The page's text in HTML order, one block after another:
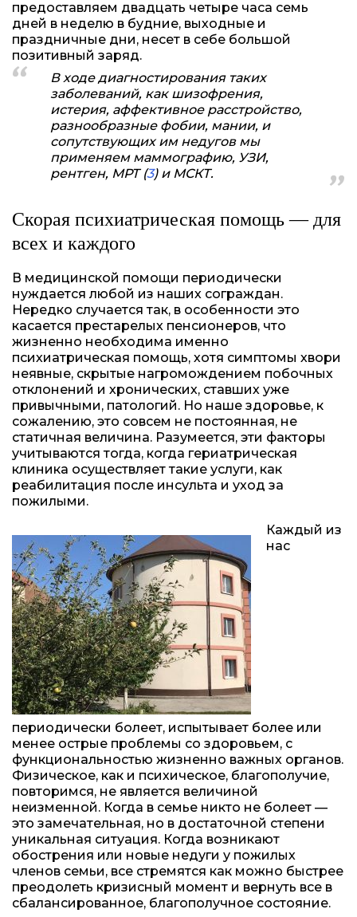
предоставляем двадцать четыре часа семь
дней в неделю в будние, выходные и
праздничные дни, несет в себе большой
позитивный заряд.
В ходе диагностирования таких
заболеваний, как шизофрения,
истерия, аффективное расстройство,
разнообразные фобии, мании, и
сопутствующих им недугов мы
применяем маммографию, УЗИ,
рентген, МРТ (3) и МСКТ.
Скорая психиатрическая помощь — для
всех и каждого
В медицинской помощи периодически
нуждается любой из наших сограждан.
Нередко случается так, в особенности это
касается престарелых пенсионеров, что
жизненно необходима именно
психиатрическая помощь, хотя симптомы хвори
неявные, скрытые нагромождением побочных
отклонений и хронических, ставших уже
привычными, патологий. Но наше здоровье, к
сожалению, это совсем не постоянная, не
статичная величина. Разумеется, эти факторы
учитываются тогда, когда гериатрическая
клиника осуществляет такие услуги, как
реабилитация после инсульта и уход за
пожилыми.
Каждый из
нас
периодически болеет, испытывает более или
менее острые проблемы со здоровьем, с
функциональностью жизненно важных органов.
Физическое, как и психическое, благополучие,
повторимся, не является величиной
неизменной. Когда в семье никто не болеет —
это замечательная, но в достаточной степени
уникальная ситуация. Когда возникают
обострения или новые недуги у пожилых
членов семьи, все стремятся как можно быстрее
преодолеть кризисный момент и вернуть все в
сбалансированное, благополучное состояние.